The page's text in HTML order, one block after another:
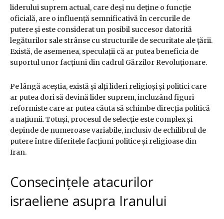
liderului suprem actual, care deși nu deține o funcție
oficială, are o influență semnificativă în cercurile de
putere și este considerat un posibil succesor datorită
legăturilor sale strânse cu structurile de securitate ale țării.
Există, de asemenea, speculații că ar putea beneficia de
suportul unor facțiuni din cadrul Gărzilor Revoluționare.
Pe lângă aceștia, există și alți lideri religioși și politici care
ar putea dori să devină lider suprem, incluzând figuri
reformiste care ar putea căuta să schimbe direcția politică
a națiunii. Totuși, procesul de selecție este complex și
depinde de numeroase variabile, inclusiv de echilibrul de
putere între diferitele facțiuni politice și religioase din
Iran.
Consecințele atacurilor
israeliene asupra Iranului